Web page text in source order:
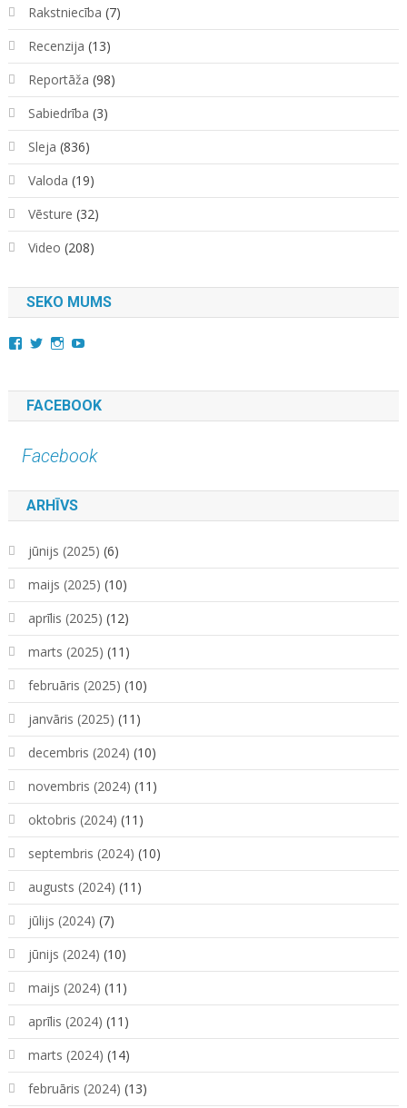
Rakstniecība (7)
Recenzija (13)
Reportāža (98)
Sabiedrība (3)
Sleja (836)
Valoda (19)
Vēsture (32)
Video (208)
SEKO MUMS
View
Facebook
View
Twitter
View
Instagram
YouTube
FACEBOOK
Facebook
ARHĪVS
jūnijs (2025) (6)
maijs (2025) (10)
aprīlis (2025) (12)
marts (2025) (11)
februāris (2025) (10)
janvāris (2025) (11)
decembris (2024) (10)
novembris (2024) (11)
oktobris (2024) (11)
septembris (2024) (10)
augusts (2024) (11)
jūlijs (2024) (7)
jūnijs (2024) (10)
maijs (2024) (11)
aprīlis (2024) (11)
marts (2024) (14)
februāris (2024) (13)